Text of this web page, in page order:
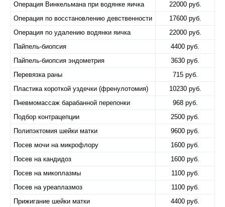
Операция Винкельмана при водянке яичка
22000 руб.
Операция по восстановлению девственности
17600 руб.
Операция по удалению водянки яичка
22000 руб.
Пайпель-биопсия
4400 руб.
Пайпель-биопсия эндометрия
3630 руб.
Перевязка раны
715 руб.
Пластика короткой уздечки (френулотомия)
10230 руб.
Пневмомассаж барабанной перепонки
968 руб.
Подбор контрацепции
2500 руб.
Полипэктомия шейки матки
9600 руб.
Посев мочи на микрофлору
1600 руб.
Посев на кандидоз
1600 руб.
Посев на микоплазмы
1100 руб.
Посев на уреаплазмоз
1100 руб.
Прижигание шейки матки
4400 руб.